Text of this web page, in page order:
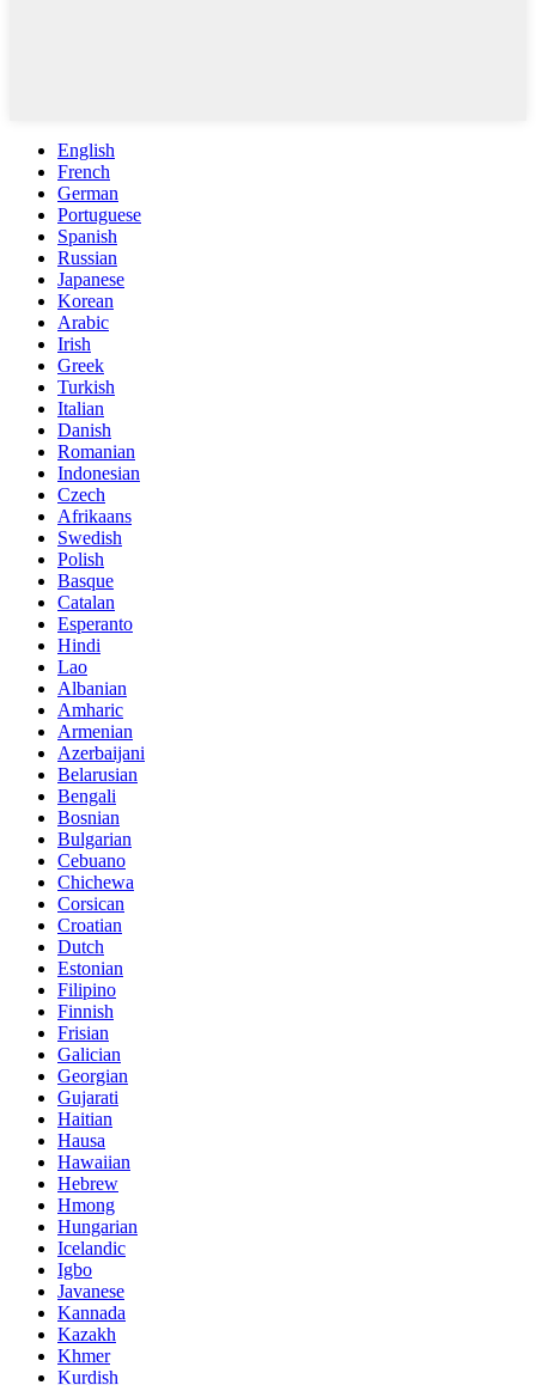
English
French
German
Portuguese
Spanish
Russian
Japanese
Korean
Arabic
Irish
Greek
Turkish
Italian
Danish
Romanian
Indonesian
Czech
Afrikaans
Swedish
Polish
Basque
Catalan
Esperanto
Hindi
Lao
Albanian
Amharic
Armenian
Azerbaijani
Belarusian
Bengali
Bosnian
Bulgarian
Cebuano
Chichewa
Corsican
Croatian
Dutch
Estonian
Filipino
Finnish
Frisian
Galician
Georgian
Gujarati
Haitian
Hausa
Hawaiian
Hebrew
Hmong
Hungarian
Icelandic
Igbo
Javanese
Kannada
Kazakh
Khmer
Kurdish